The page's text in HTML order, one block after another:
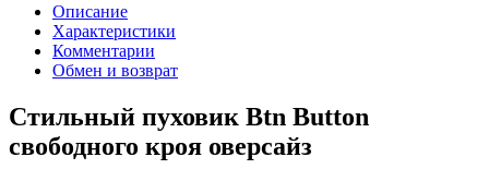
Описание
Характеристики
Комментарии
Обмен и возврат
Стильный пуховик Btn Button
свободного кроя оверсайз